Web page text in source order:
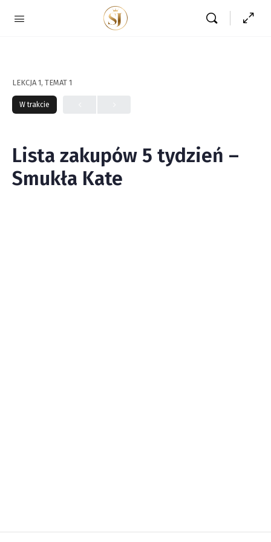
LEKCJA 1, TEMAT 1
W trakcie
Lista zakupów 5 tydzień –
Smukła Kate